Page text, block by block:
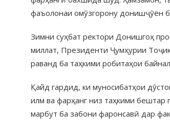
фаъолонаи омӯзгорону донишҷӯён
Зимни суҳбат ректори Донишгоҳ
миллат, Президенти Ҷумҳурии
раванд ба таҳкими робитаҳои
Қайд гардид, ки муносибатҳои
илм ва фарҳанг низ таҳкими
марбут ба забони фаронсавӣ дар